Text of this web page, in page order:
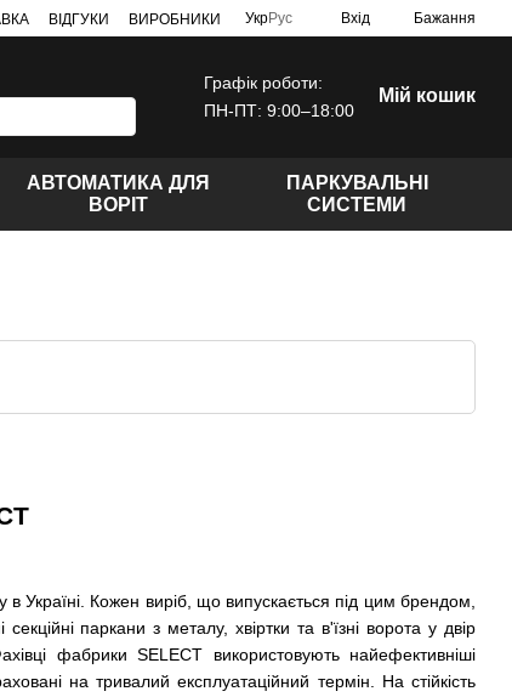
ВІДГУКИ ВИРОБНИКИ УкрРус Вхід Бажання
Графік роботи:
ПН-ПТ: 9:00–18:00
Мій кошик
АВТОМАТИКА ДЛЯ
ВОРІТ
ПАРКУВАЛЬНІ
СИСТЕМИ
Україні. Кожен виріб, що випускається під цим брендом,
паркани з металу, хвіртки та в'їзні ворота у двір
фабрики SELECT використовують найефективніші
на тривалий експлуатаційний термін. На стійкість